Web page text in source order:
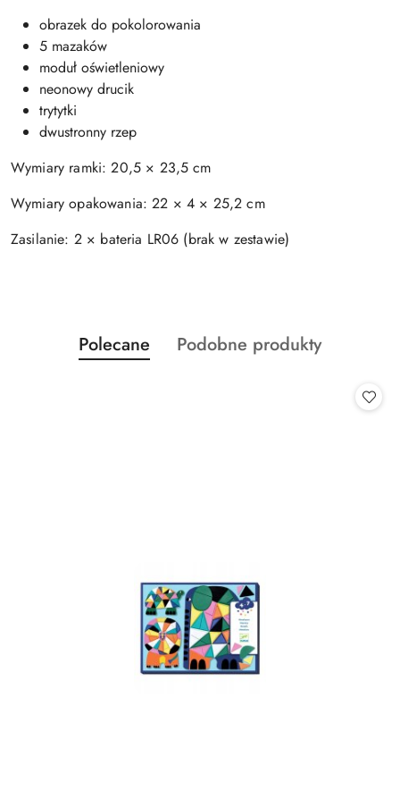
obrazek do pokolorowania
5 mazaków
moduł oświetleniowy
neonowy drucik
trytytki
dwustronny rzep
Wymiary ramki: 20,5 × 23,5 cm
Wymiary opakowania: 22 × 4 × 25,2 cm
Zasilanie: 2 × bateria LR06 (brak w zestawie)
Pomiń karuzelę produktów
Produkty
o
Polecane
Produkty
Podobne produkty